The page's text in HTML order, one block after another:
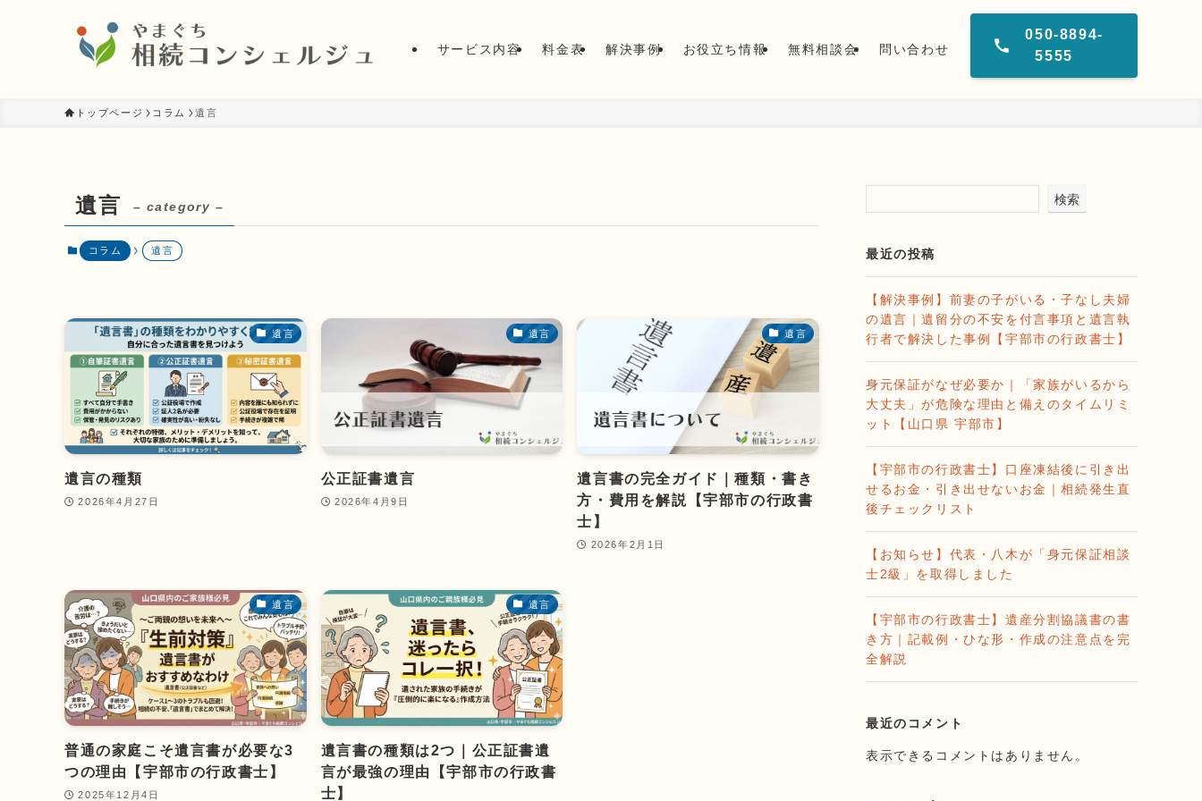
サービス内容 料金表 解決事例 お役立ち情報 無料相談会 問い合わせ
050-8894-
5555
トップページ コラム 遺言
遺言 – category –
コラム 遺言
遺言
遺言の種類
2026年4月27日
遺言
公正証書遺言
2026年4月9日
遺言
遺言書の完全ガイド｜種類・書き
方・費用を解説【宇部市の行政書
士】
2026年2月1日
遺言
普通の家庭こそ遺言書が必要な3
つの理由【宇部市の行政書士】
2025年12月4日
遺言
遺言書の種類は2つ｜公正証書遺
言が最強の理由【宇部市の行政書
士】
検索
最近の投稿
【解決事例】前妻の子がいる・子なし夫婦
の遺言｜遺留分の不安を付言事項と遺言執
行者で解決した事例【宇部市の行政書士】
身元保証がなぜ必要か｜「家族がいるから
大丈夫」が危険な理由と備えのタイムリミ
ット【山口県 宇部市】
【宇部市の行政書士】口座凍結後に引き出
せるお金・引き出せないお金｜相続発生直
後チェックリスト
【お知らせ】代表・八木が「身元保証相談
士2級」を取得しました
【宇部市の行政書士】遺産分割協議書の書
き方｜記載例・ひな形・作成の注意点を完
全解説
最近のコメント
表示できるコメントはありません。